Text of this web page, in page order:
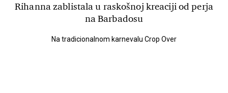
Rihanna zablistala u raskošnoj kreaciji od perja
na Barbadosu
Na tradicionalnom karnevalu Crop Over